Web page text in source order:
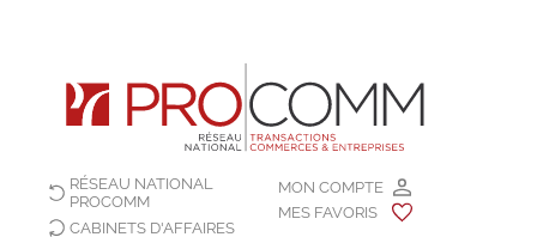
MON COMPTE
MES FAVORIS
RÉSEAU NATIONAL
PROCOMM
CABINETS D'AFFAIRES